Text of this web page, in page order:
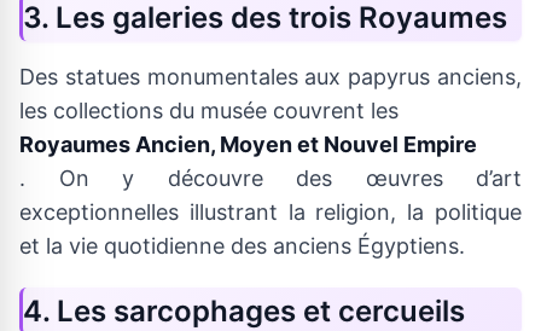
3. Les galeries des trois Royaumes
Des statues monumentales aux papyrus anciens,
les collections du musée couvrent les
Royaumes Ancien, Moyen et Nouvel Empire
. On y découvre des œuvres d’art
exceptionnelles illustrant la religion, la politique
et la vie quotidienne des anciens Égyptiens.
4. Les sarcophages et cercueils